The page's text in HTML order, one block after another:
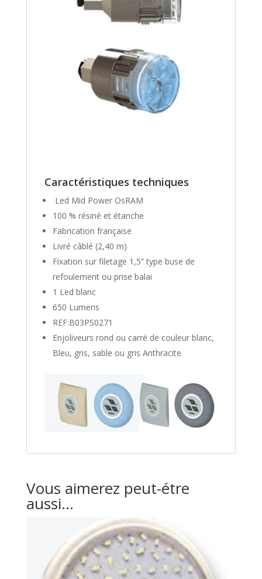
Caractéristiques techniques
Led Mid Power OsRAM
100 % résiné et étanche
Fabrication française
Livré câblé (2,40 m)
Fixation sur filetage 1,5” type buse de
refoulement ou prise balai
1 Led blanc
650 Lumens
REF:B03PS0271
Enjoliveurs rond ou carré de couleur blanc,
Bleu, gris, sable ou gris Anthracite
Vous aimerez peut-étre
aussi...